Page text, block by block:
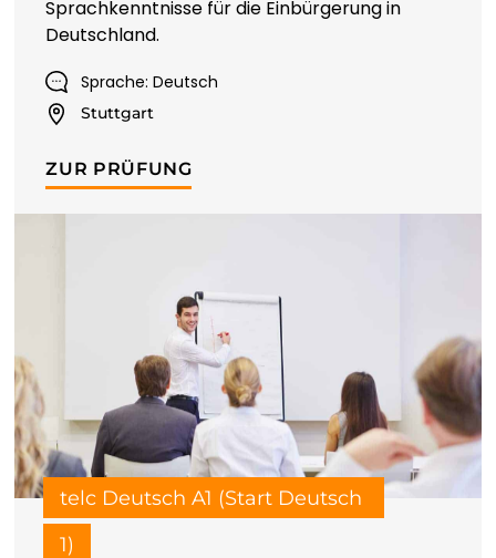
Sprachkenntnisse für die Einbürgerung in
Deutschland.
Sprache: Deutsch
Stuttgart
ZUR PRÜFUNG
telc Deutsch A1 (Start Deutsch
1)